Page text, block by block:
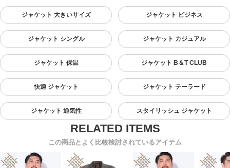
ジャケット 大きいサイズ ジャケット ビジネス
ジャケット シングル ジャケット カジュアル
ジャケット 保温 ジャケット B＆T CLUB
快適 ジャケット ジャケット テーラード
ジャケット 通気性 スタイリッシュ ジャケット
この商品とよく比較検討されているアイテム